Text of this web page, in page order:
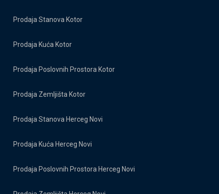
Prodaja Stanova Kotor
Prodaja Kuća Kotor
Prodaja Poslovnih Prostora Kotor
Prodaja Zemljišta Kotor
Prodaja Stanova Herceg Novi
Prodaja Kuća Herceg Novi
Prodaja Poslovnih Prostora Herceg Novi